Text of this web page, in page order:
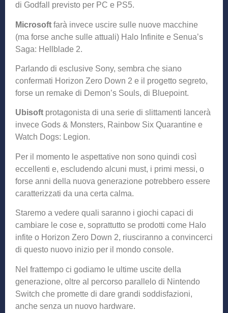
di Godfall previsto per PC e PS5.
Microsoft farà invece uscire sulle nuove macchine
(ma forse anche sulle attuali) Halo Infinite e Senua’s
Saga: Hellblade 2.
Parlando di esclusive Sony, sembra che siano
confermati Horizon Zero Down 2 e il progetto segreto,
forse un remake di Demon’s Souls, di Bluepoint.
Ubisoft protagonista di una serie di slittamenti lancerà
invece Gods & Monsters, Rainbow Six Quarantine e
Watch Dogs: Legion.
Per il momento le aspettative non sono quindi così
eccellenti e, escludendo alcuni must, i primi messi, o
forse anni della nuova generazione potrebbero essere
caratterizzati da una certa calma.
Staremo a vedere quali saranno i giochi capaci di
cambiare le cose e, soprattutto se prodotti come Halo
infite o Horizon Zero Down 2, riusciranno a convincerci
di questo nuovo inizio per il mondo console.
Nel frattempo ci godiamo le ultime uscite della
generazione, oltre al percorso parallelo di Nintendo
Switch che promette di dare grandi soddisfazioni,
anche senza un nuovo hardware.